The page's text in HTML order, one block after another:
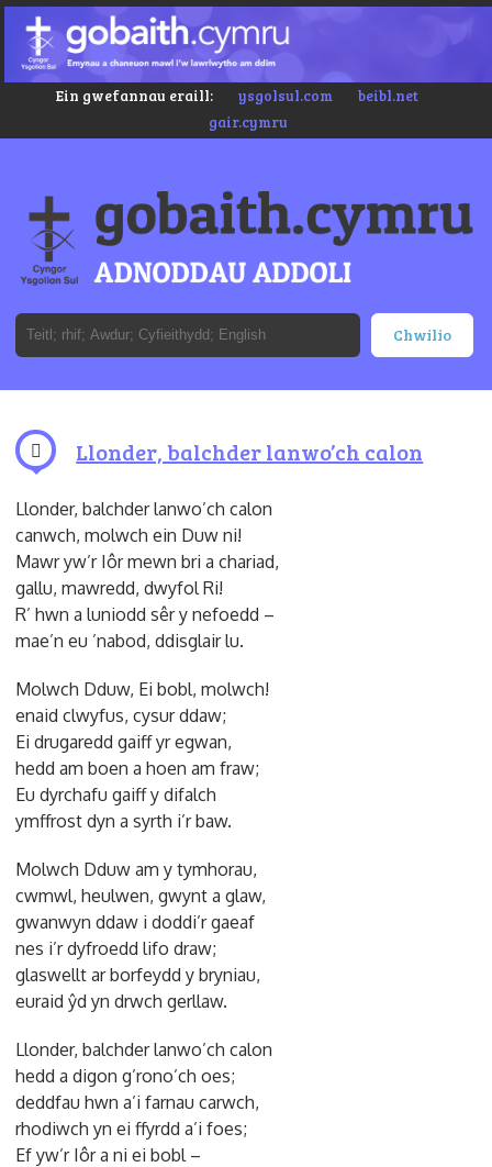
Ein gwefannau eraill: ysgolsul.com
beibl.net
gair.cymru
Llonder, balchder lanwo’ch calon
Llonder, balchder lanwo’ch calon
canwch, molwch ein Duw ni!
Mawr yw’r Iôr mewn bri a chariad,
gallu, mawredd, dwyfol Ri!
R’ hwn a luniodd sêr y nefoedd –
mae’n eu ’nabod, ddisglair lu.
Molwch Dduw, Ei bobl, molwch!
enaid clwyfus, cysur ddaw;
Ei drugaredd gaiff yr egwan,
hedd am boen a hoen am fraw;
Eu dyrchafu gaiff y difalch
ymffrost dyn a syrth i’r baw.
Molwch Dduw am y tymhorau,
cwmwl, heulwen, gwynt a glaw,
gwanwyn ddaw i doddi’r gaeaf
nes i’r dyfroedd lifo draw;
glaswellt ar borfeydd y bryniau,
euraid ŷd yn drwch gerllaw.
Llonder, balchder lanwo’ch calon
hedd a digon g’rono’ch oes;
deddfau hwn a’i farnau carwch,
rhodiwch yn ei ffyrdd a’i foes;
Ef yw’r Iôr a ni ei bobl –